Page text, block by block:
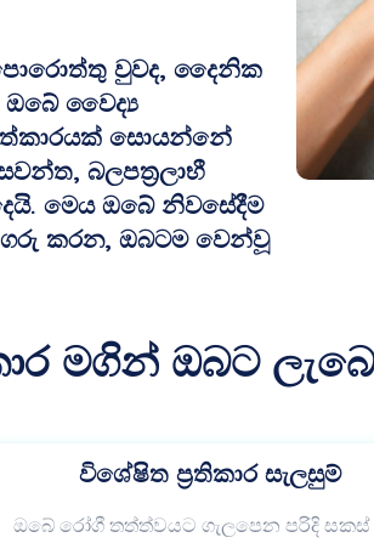
වුවද, දෛනික
ඔබේ වෛද්‍ය
සොයන්නේ
බලපත්‍රලාභී
මෙය ඔබේ නිවසේදීම
ගරු කරන, ඔබටම වෙන්වූ
මගින් ඔබට
විශේෂිත ප්‍රතිකාර සැලසුම්
ඔබේ රෝගී තත්ත්වයට ගැලපෙන පරිදි